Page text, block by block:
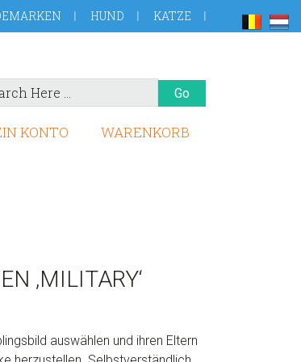
HUND KATZE
KONTO WARENKORB
‚MILITARY‘
auswählen und ihren Eltern